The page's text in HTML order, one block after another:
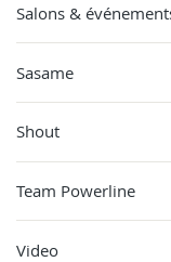
Salons &
Sasame
Shout
Team Powerline
Video